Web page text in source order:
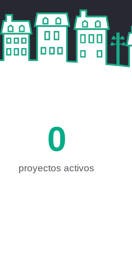
proyectos activos
0